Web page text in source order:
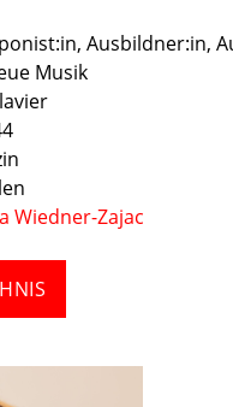
Ausbildner:in
Musik
Wiedner-Zajac